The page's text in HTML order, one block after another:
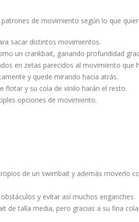
de movimiento según lo que
sacar distintos movimientos.
un crankbait, ganando profundidad
en zetas parecidos al movimiento que
y quede mirando hacia atrás.
flotar y su cola de vinilo harán el resto.
opciones de movimiento.
de un swimbait y además moverlo
y evitar así muchos enganches.
de talla media, pero gracias a su fina